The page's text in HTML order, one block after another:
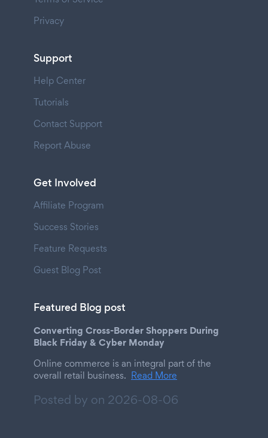
Privacy
Support
Help Center
Tutorials
Contact Support
Report Abuse
Get Involved
Affiliate Program
Success Stories
Feature Requests
Guest Blog Post
Featured Blog post
Converting Cross-Border Shoppers During
Black Friday & Cyber Monday
Online commerce is an integral part of the
overall retail business. Read More
Posted by on 2026-08-06